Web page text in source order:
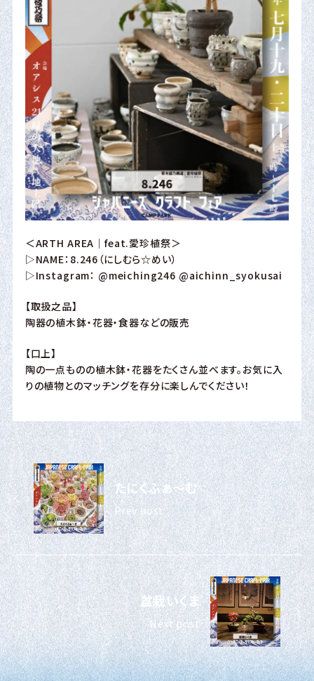
＜ARTH AREA｜feat.愛珍植祭＞
▷NAME：8.246（にしむら☆めい）
▷Instagram： @meiching246 @aichinn_syokusai
【取扱之品】
陶器の植木鉢・花器・食器などの販売
【口上】
陶の一点ものの植木鉢・花器をたくさん並べます。お気に入
りの植物とのマッチングを存分に楽しんでください！
たにくふぁ〜む
Prev post
盆栽いくま
Next post